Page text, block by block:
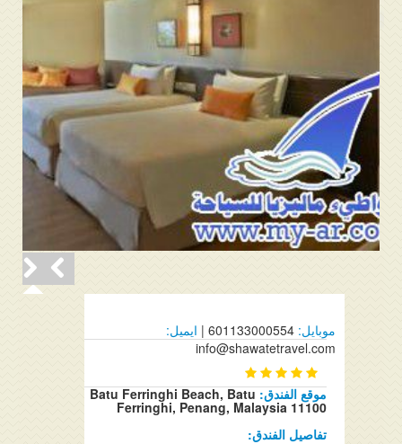
موبايل: 601133000554 |
ايميل:
info@shawatetravel.com
موقع الفندق:Batu Ferringhi Beach, Batu
Ferringhi, Penang, Malaysia 11100
تفاصيل الفندق: